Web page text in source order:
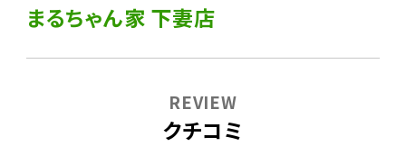
まるちゃん家 下妻店
クチコミ
REVIEW